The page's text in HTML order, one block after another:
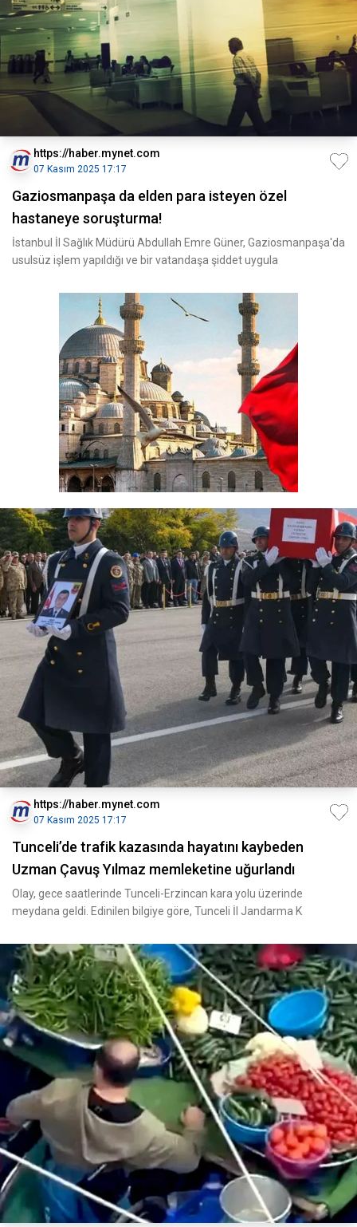
https://haber.mynet.com
07 Kasım 2025 17:17
Gaziosmanpaşa da elden para isteyen özel
hastaneye soruşturma!
İstanbul İl Sağlık Müdürü Abdullah Emre Güner, Gaziosmanpaşa'da
usulsüz işlem yapıldığı ve bir vatandaşa şiddet uygula
https://haber.mynet.com
07 Kasım 2025 17:17
Tunceli’de trafik kazasında hayatını kaybeden
Uzman Çavuş Yılmaz memleketine uğurlandı
Olay, gece saatlerinde Tunceli-Erzincan kara yolu üzerinde
meydana geldi. Edinilen bilgiye göre, Tunceli İl Jandarma K